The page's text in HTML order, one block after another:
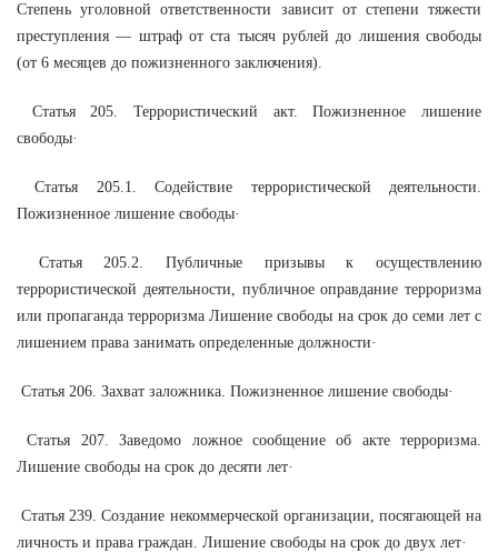
Степень уголовной ответственности зависит от степени тяжести
преступления — штраф от ста тысяч рублей до лишения свободы
(от 6 месяцев до пожизненного заключения).
Статья 205. Террористический акт. Пожизненное лишение
свободы·
Статья 205.1. Содействие террористической деятельности.
Пожизненное лишение свободы·
Статья 205.2. Публичные призывы к осуществлению
террористической деятельности, публичное оправдание терроризма
или пропаганда терроризма Лишение свободы на срок до семи лет с
лишением права занимать определенные должности·
Статья 206. Захват заложника. Пожизненное лишение свободы·
Статья 207. Заведомо ложное сообщение об акте терроризма.
Лишение свободы на срок до десяти лет·
Статья 239. Создание некоммерческой организации, посягающей на
личность и права граждан. Лишение свободы на срок до двух лет·